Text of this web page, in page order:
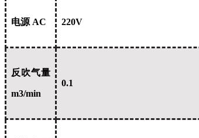
电源 AC 220V
反吹气量
m3/min
0.1